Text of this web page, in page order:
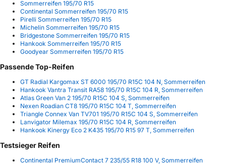
Sommerreifen 195/70 R15
Continental Sommerreifen 195/70 R15
Pirelli Sommerreifen 195/70 R15
Michelin Sommerreifen 195/70 R15
Bridgestone Sommerreifen 195/70 R15
Hankook Sommerreifen 195/70 R15
Goodyear Sommerreifen 195/70 R15
Passende Top-Reifen
GT Radial Kargomax ST 6000 195/70 R15C 104 N, Sommerreifen
Hankook Vantra Transit RA58 195/70 R15C 104 R, Sommerreifen
Atlas Green Van 2 195/70 R15C 104 S, Sommerreifen
Nexen Roadian CT8 195/70 R15C 104 T, Sommerreifen
Triangle Connex Van TV701 195/70 R15C 104 S, Sommerreifen
Lanvigator Milemax 195/70 R15C 104 R, Sommerreifen
Hankook Kinergy Eco 2 K435 195/70 R15 97 T, Sommerreifen
Testsieger Reifen
Continental PremiumContact 7 235/55 R18 100 V, Sommerreifen